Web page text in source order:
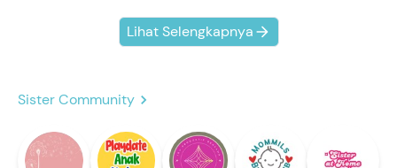
Lihat Selengkapnya
Sister Community